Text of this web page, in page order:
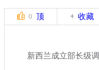
0 顶 收藏
新西兰成立部长级调